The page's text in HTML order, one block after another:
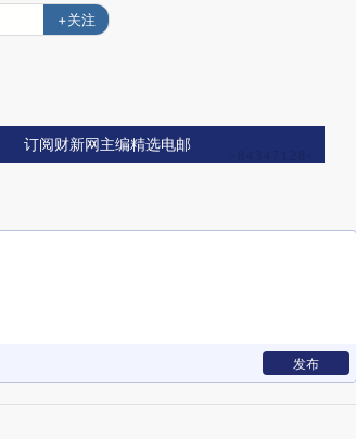
+关注
订阅财新网主编精选电邮
发布